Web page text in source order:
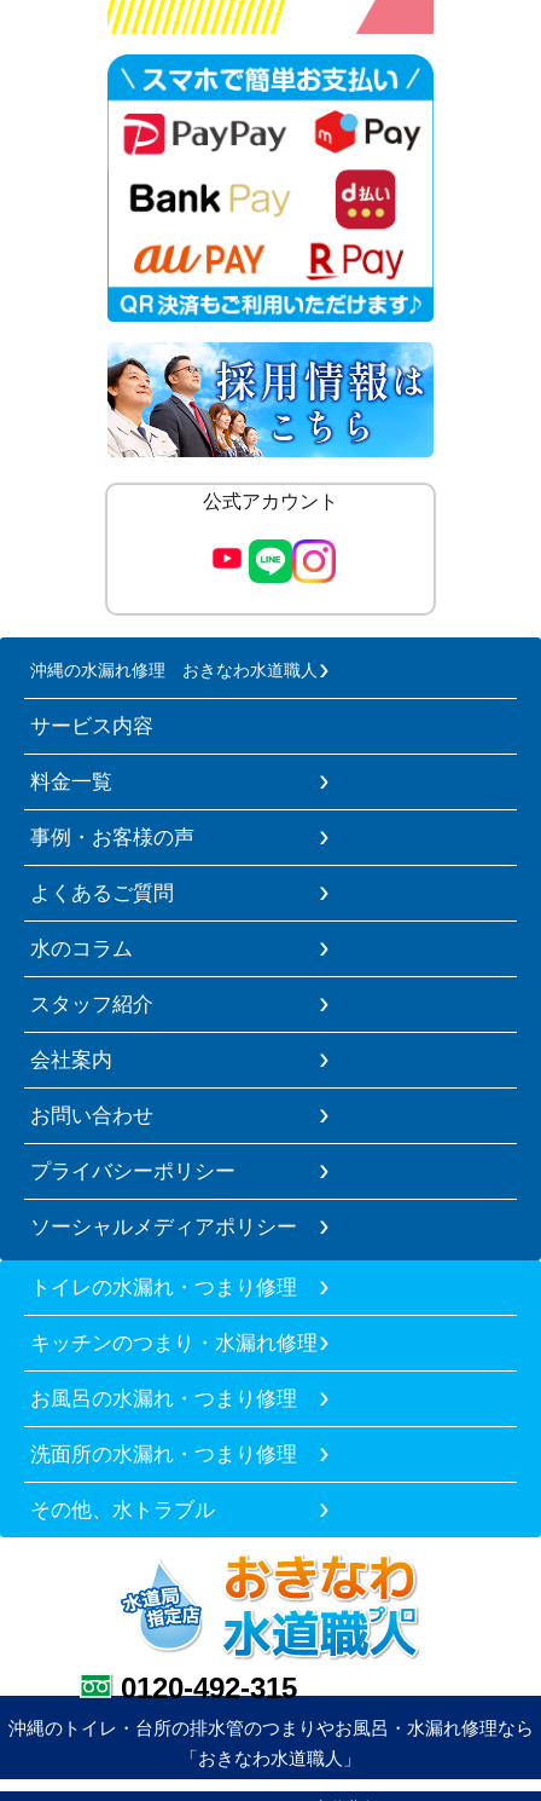
公式アカウント
沖縄の水漏れ修理 おきなわ水道職人
サービス内容
料金一覧
事例・お客様の声
よくあるご質問
水のコラム
スタッフ紹介
会社案内
お問い合わせ
プライバシーポリシー
ソーシャルメディアポリシー
トイレの水漏れ・つまり修理
キッチンのつまり・水漏れ修理
お風呂の水漏れ・つまり修理
洗面所の水漏れ・つまり修理
その他、水トラブル
0120-492-315
沖縄のトイレ・台所の排水管のつまりやお風呂・水漏れ修理なら
「おきなわ水道職人」